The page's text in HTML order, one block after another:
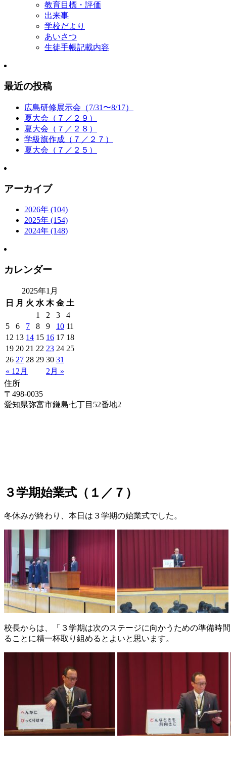
教育目標・評価
出来事
学校だより
あいさつ
生徒手帳記載内容
最近の投稿
広島研修展示会（7/31〜8/17）
夏大会（７／２９）
夏大会（７／２８）
学級旗作成（７／２７）
夏大会（７／２５）
アーカイブ
2026年 (104)
2025年 (154)
2024年 (148)
カレンダー
2025年1月
日
月 火 水 木 金 土
« 12月 2月 »
1 2 3
4
5
6 7 8 9 10 11
12 13 14 15 16 17 18
19 20 21 22 23 24 25
26 27 28 29 30 31
住所
〒498-0035
愛知県弥富市鎌島七丁目52番地2
３学期始業式（１／７）
冬休みが終わり、本日は３学期の始業式でした。
校長からは、「３学期は次のステージに向かうための準備時
ることに精一杯取り組めるとよいと思います。